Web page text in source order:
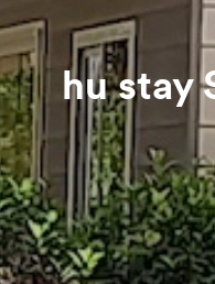
hu stay